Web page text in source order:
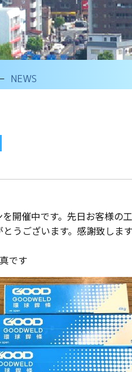
NEWS
開催中です。先日お客様
うございます。感謝致しま
です